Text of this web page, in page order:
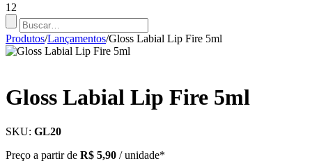
12
Produtos/Lançamentos/Gloss Labial Lip Fire 5ml
Gloss Labial Lip Fire 5ml
SKU: GL20
Preço a partir de R$ 5,90 / unidade*